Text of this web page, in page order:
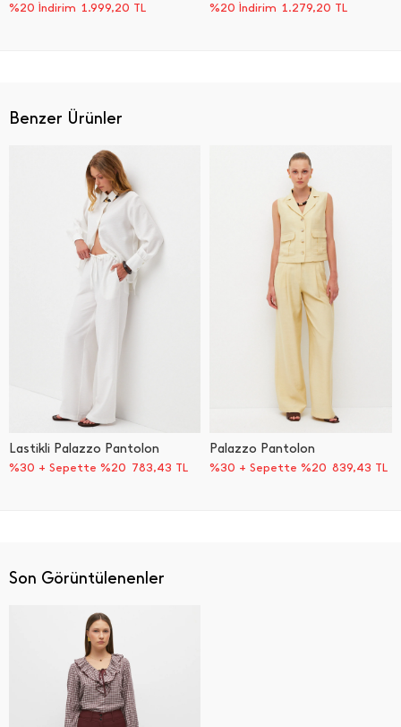
Benzer Ürünler
Lastikli Palazzo Pantolon
%30 + Sepette %20 783,43 TL
Palazzo Pantolon
%30 + Sepette %20 839,43 TL
%20 İndirim 1.999,20 TL %20 İndirim 1.279,20 TL
Son Görüntülenenler